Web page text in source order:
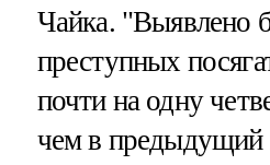
Чайка. "Выявлено
преступных
почти на одну
чем в предыдущий